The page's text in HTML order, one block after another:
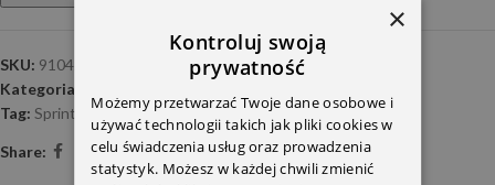
SKU: 9104203700
Kategoria:
Tag: Sprinter-W907
Share:
×
Kontroluj swoją
prywatność
Możemy przetwarzać Twoje dane osobowe i
używać technologii takich jak pliki cookies w
celu świadczenia usług oraz prowadzenia
statystyk. Możesz w każdej chwili zmienić